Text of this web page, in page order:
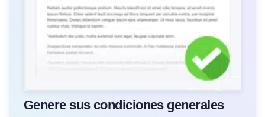
Genere sus condiciones generales